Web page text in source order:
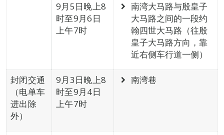
9月5日晚上8
时至9月6日
上午7时
南湾大马路与殷皇子
大马路之间的一段约
翰四世大马路（往殷
皇子大马路方向，靠
近右侧车行道一侧）
封闭交通
（电单车
进出除
外）
9月3日晚上8
时至9月4日
上午7时
南湾巷